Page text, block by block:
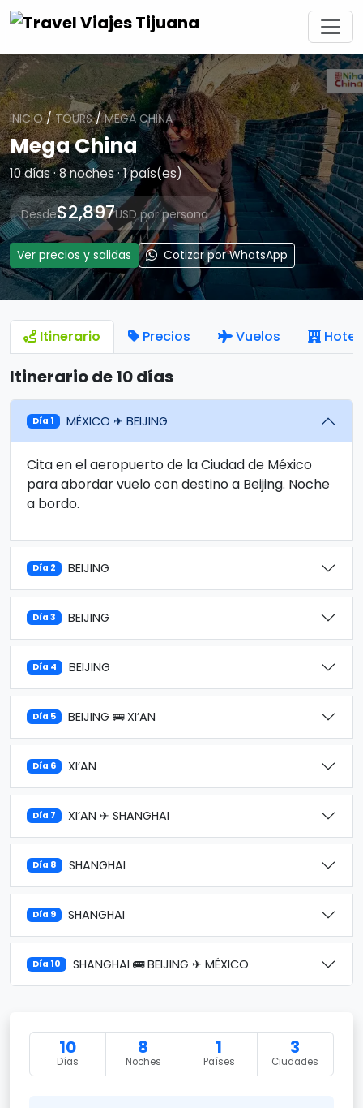
INICIO/TOURS/MEGA CHINA
Mega China
10 días · 8 noches · 1 país(es)
Desde$2,897USD por persona
Ver precios y salidas Cotizar por WhatsApp
Itinerario Precios Vuelos
Itinerario de 10 días
Día 1 MÉXICO ✈ BEIJING
Cita en el aeropuerto de la Ciudad de México
para abordar vuelo con destino a Beijing. Noche
a bordo.
Día 2 BEIJING
Día 3 BEIJING
Día 4 BEIJING
Día 5 BEIJING 🚌 XI’AN
Día 6 XI’AN
Día 7 XI’AN ✈ SHANGHAI
Día 8 SHANGHAI
Día 9 SHANGHAI
Día 10 SHANGHAI 🚌 BEIJING ✈ MÉXICO
10
Días
8
Noches
1
Países
3
Ciudades